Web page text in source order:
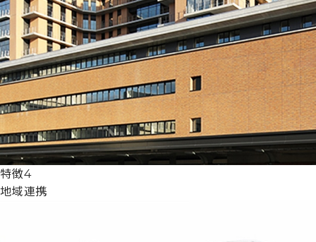
特徴4
地域連携